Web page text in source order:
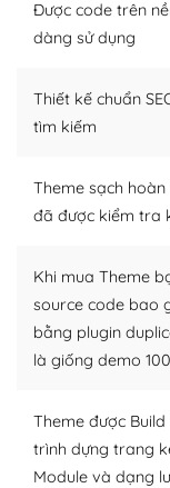
Dễ dàng tùy
WordPress là nơi
người cuồng tín
Nếu bạn gặp khó
lời, giải đáp vấn
Cộng đồng sử
– Đa dạng plugin
Plugin mở rộng
WordPress để
nhiều plugin trả
Được code trên
dàng sử dụng
Thiết kế chuẩn
tìm kiếm
Theme sạch
đã được kiểm tra
Khi mua Theme
source code bao
bằng plugin
là giống demo
Theme được
trình dựng trang
Module và dạng